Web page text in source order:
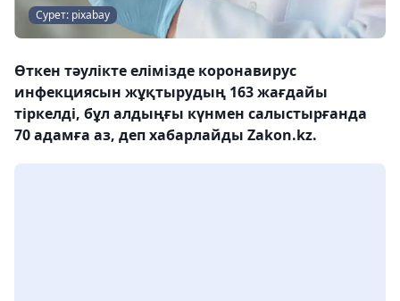
Сурет: pixabay
Өткен тәулікте елімізде коронавирус
инфекциясын жұқтырудың 163 жағдайы
тіркелді, бұл алдыңғы күнмен салыстырғанда
70 адамға аз, деп хабарлайды Zakon.kz.